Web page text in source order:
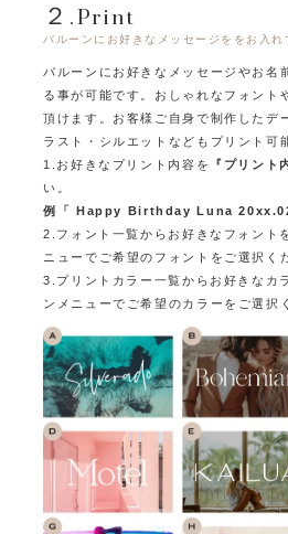
２.Print
バルーンにお好きなメッセージををお入れ
バルーンにお好きなメッセージやお名
る事が可能です。 おしゃれなフォント
頂けます。 お客様ご自身で制作したデ
ラスト・シルエットなどもプリント可
1.お好きなプリント内容を
『プリント
い。
例「 Happy Birthday Luna
2.フォント一覧からお好きなフォント
ニューでご希望のフォントをご選択く
3.プリントカラー一覧からお好きなカ
ンメニューでご希望のカラーをご選択